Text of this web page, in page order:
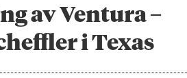
av Ventura –
i Texas